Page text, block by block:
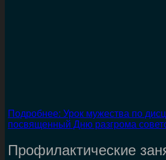
Подробнее: Урок мужества по
посвященный Дню разгрома
Профилактические